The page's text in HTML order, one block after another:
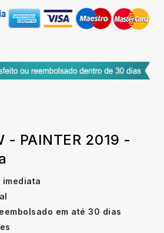
- PAINTER 2019 -
em até 30 dias